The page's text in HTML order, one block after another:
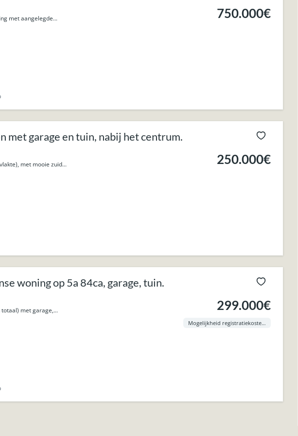
met aangelegde...
750.000€
met garage en tuin, nabij het centrum.
met mooie zuid...
250.000€
woning op 5a 84ca, garage, tuin.
met garage,...
299.000€
Mogelijkheid registratiekosten aan 3% !